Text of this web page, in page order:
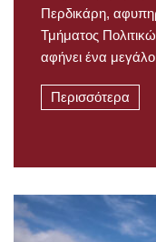
Περδικάρη,
Τμήματος
αφήνει ένα
Περισσότερα